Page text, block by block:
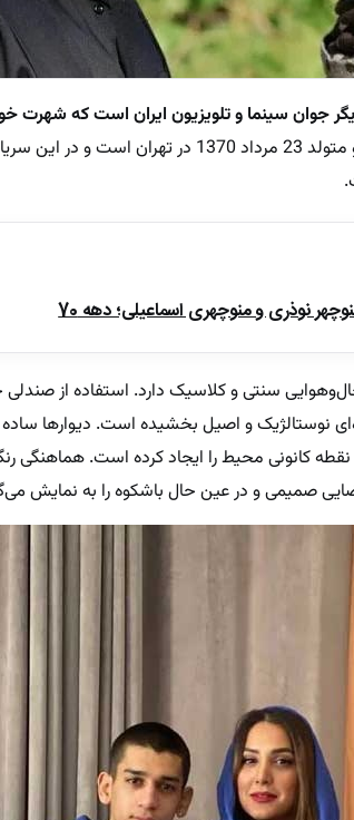
جوان سینما و تلویزیون ایران است که شهرت
. او متولد 23 مرداد 1370 در تهران
نوذری و منوچهری اسماعیلی؛ دهه 70
سنتی و کلاسیک دارد. استفاده از صندلی
نوستالژیک و اصیل بخشیده است. دیوارها ساده
کانونی محیط را ایجاد کرده است. هماهنگی
صمیمی و در عین حال باشکوه را به نمایش